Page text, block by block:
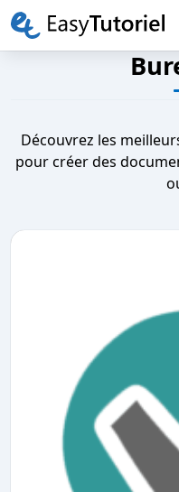
Découvrez les
pour créer des